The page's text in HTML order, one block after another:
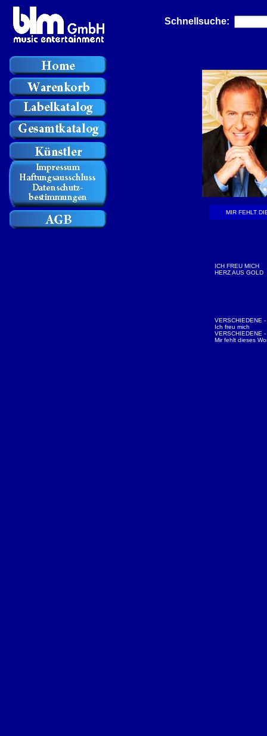
Schnellsuche:
MIR FEHLT
ICH FREU MICH
HERZ AUS GOLD
VERSCHIEDENE
Ich freu mich
VERSCHIEDENE
Mir fehlt dieses